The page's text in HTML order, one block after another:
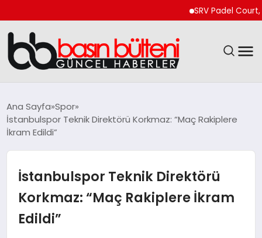
SRV Padel Court,
GÜNCEL
SAĞLIK
Ana Sayfa Spor
İstanbulspor Teknik Direktörü Korkmaz: “Maç Rakiplere
İkram Edildi”
İstanbulspor Teknik Direktörü
Korkmaz: “Maç Rakiplere İkram
Edildi”